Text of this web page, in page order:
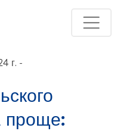
г. -
проще: